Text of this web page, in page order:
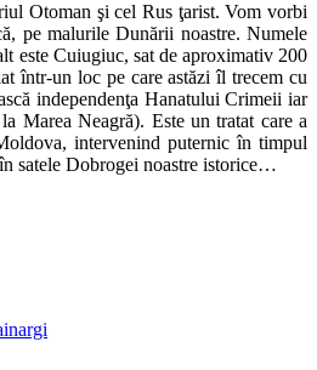
Otoman şi cel Rus ţarist. Vom vorbi
pe malurile Dunării noastre. Numele
este Cuiugiuc, sat de aproximativ 200
într-un loc pe care astăzi îl trecem cu
independenţa Hanatului Crimeii iar
Marea Neagră). Este un tratat care a
intervenind puternic în timpul
satele Dobrogei noastre istorice…